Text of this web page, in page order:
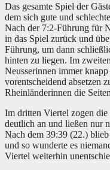
Das gesamte Spiel der
dem sich gute und
Nach der 7:2-Führung für
in das Spiel zurück und
Führung, um dann
hinten zu liegen. Im
Neusserinnen immer
vorentscheidend absetzen
Rheinländerinnen die
Im dritten Viertel zogen die
deutlich an und ließen nur
Nach dem 39:39 (22.)
und so wunderte es
Viertel weiterhin